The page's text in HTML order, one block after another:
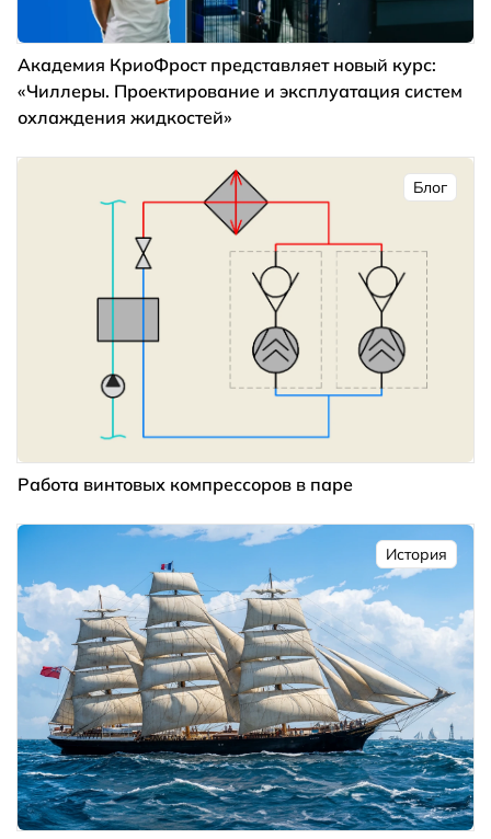
Академия КриоФрост представляет новый курс:
«Чиллеры. Проектирование и эксплуатация систем
охлаждения жидкостей»
Блог
Работа винтовых компрессоров в паре
История